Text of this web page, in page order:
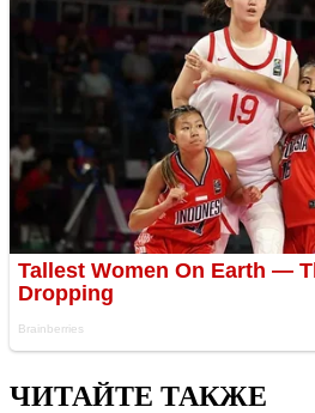
ЧИТАЙТЕ ТАКЖЕ